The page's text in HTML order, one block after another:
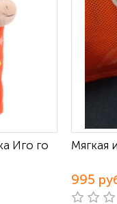
Иго го
Мягкая
995